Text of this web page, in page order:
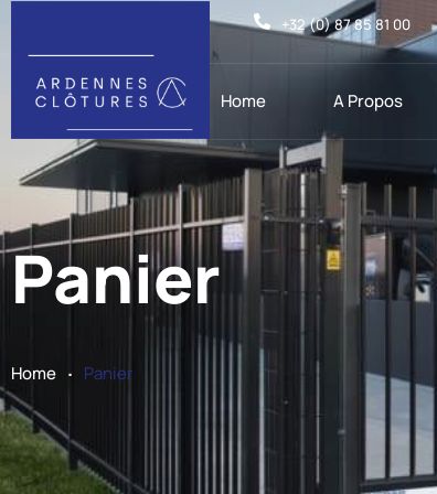
+32 (0) 87 85 81 00
Home A Propos
Panier
Home . Panier